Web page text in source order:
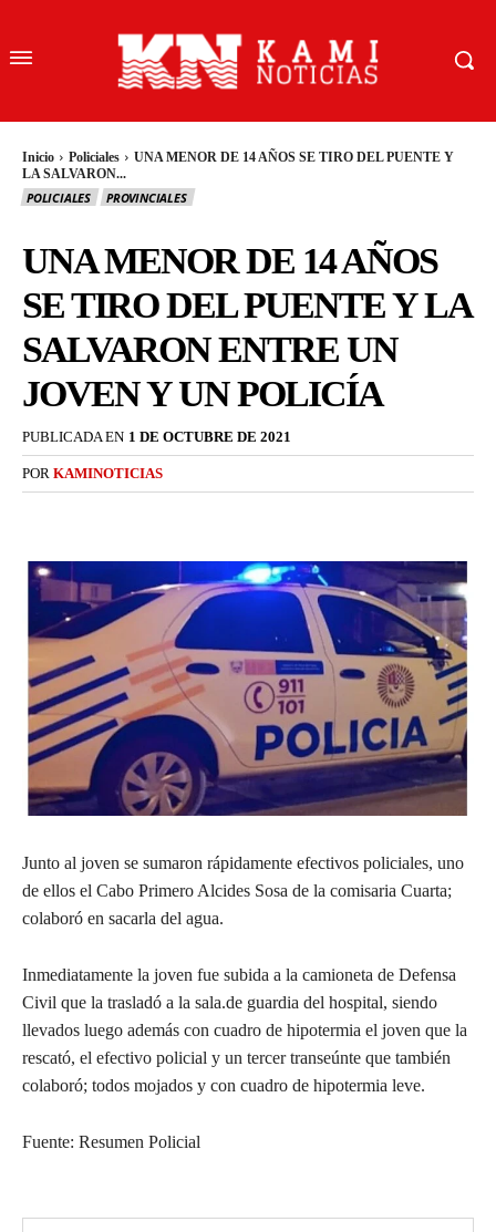
Inicio Policiales
UNA MENOR DE 14 AÑOS SE TIRO DEL PUENTE Y
LA SALVARON...
POLICIALES PROVINCIALES
UNA MENOR DE 14 AÑOS
SE TIRO DEL PUENTE Y LA
SALVARON ENTRE UN
JOVEN Y UN POLICÍA
PUBLICADA EN 1 DE OCTUBRE DE 2021
POR KAMINOTICIAS
Junto al joven se sumaron rápidamente efectivos policiales, uno
de ellos el Cabo Primero Alcides Sosa de la comisaria Cuarta;
colaboró en sacarla del agua.
Inmediatamente la joven fue subida a la camioneta de Defensa
Civil que la trasladó a la sala.de guardia del hospital, siendo
llevados luego además con cuadro de hipotermia el joven que la
rescató, el efectivo policial y un tercer transeúnte que también
colaboró; todos mojados y con cuadro de hipotermia leve.
Fuente: Resumen Policial